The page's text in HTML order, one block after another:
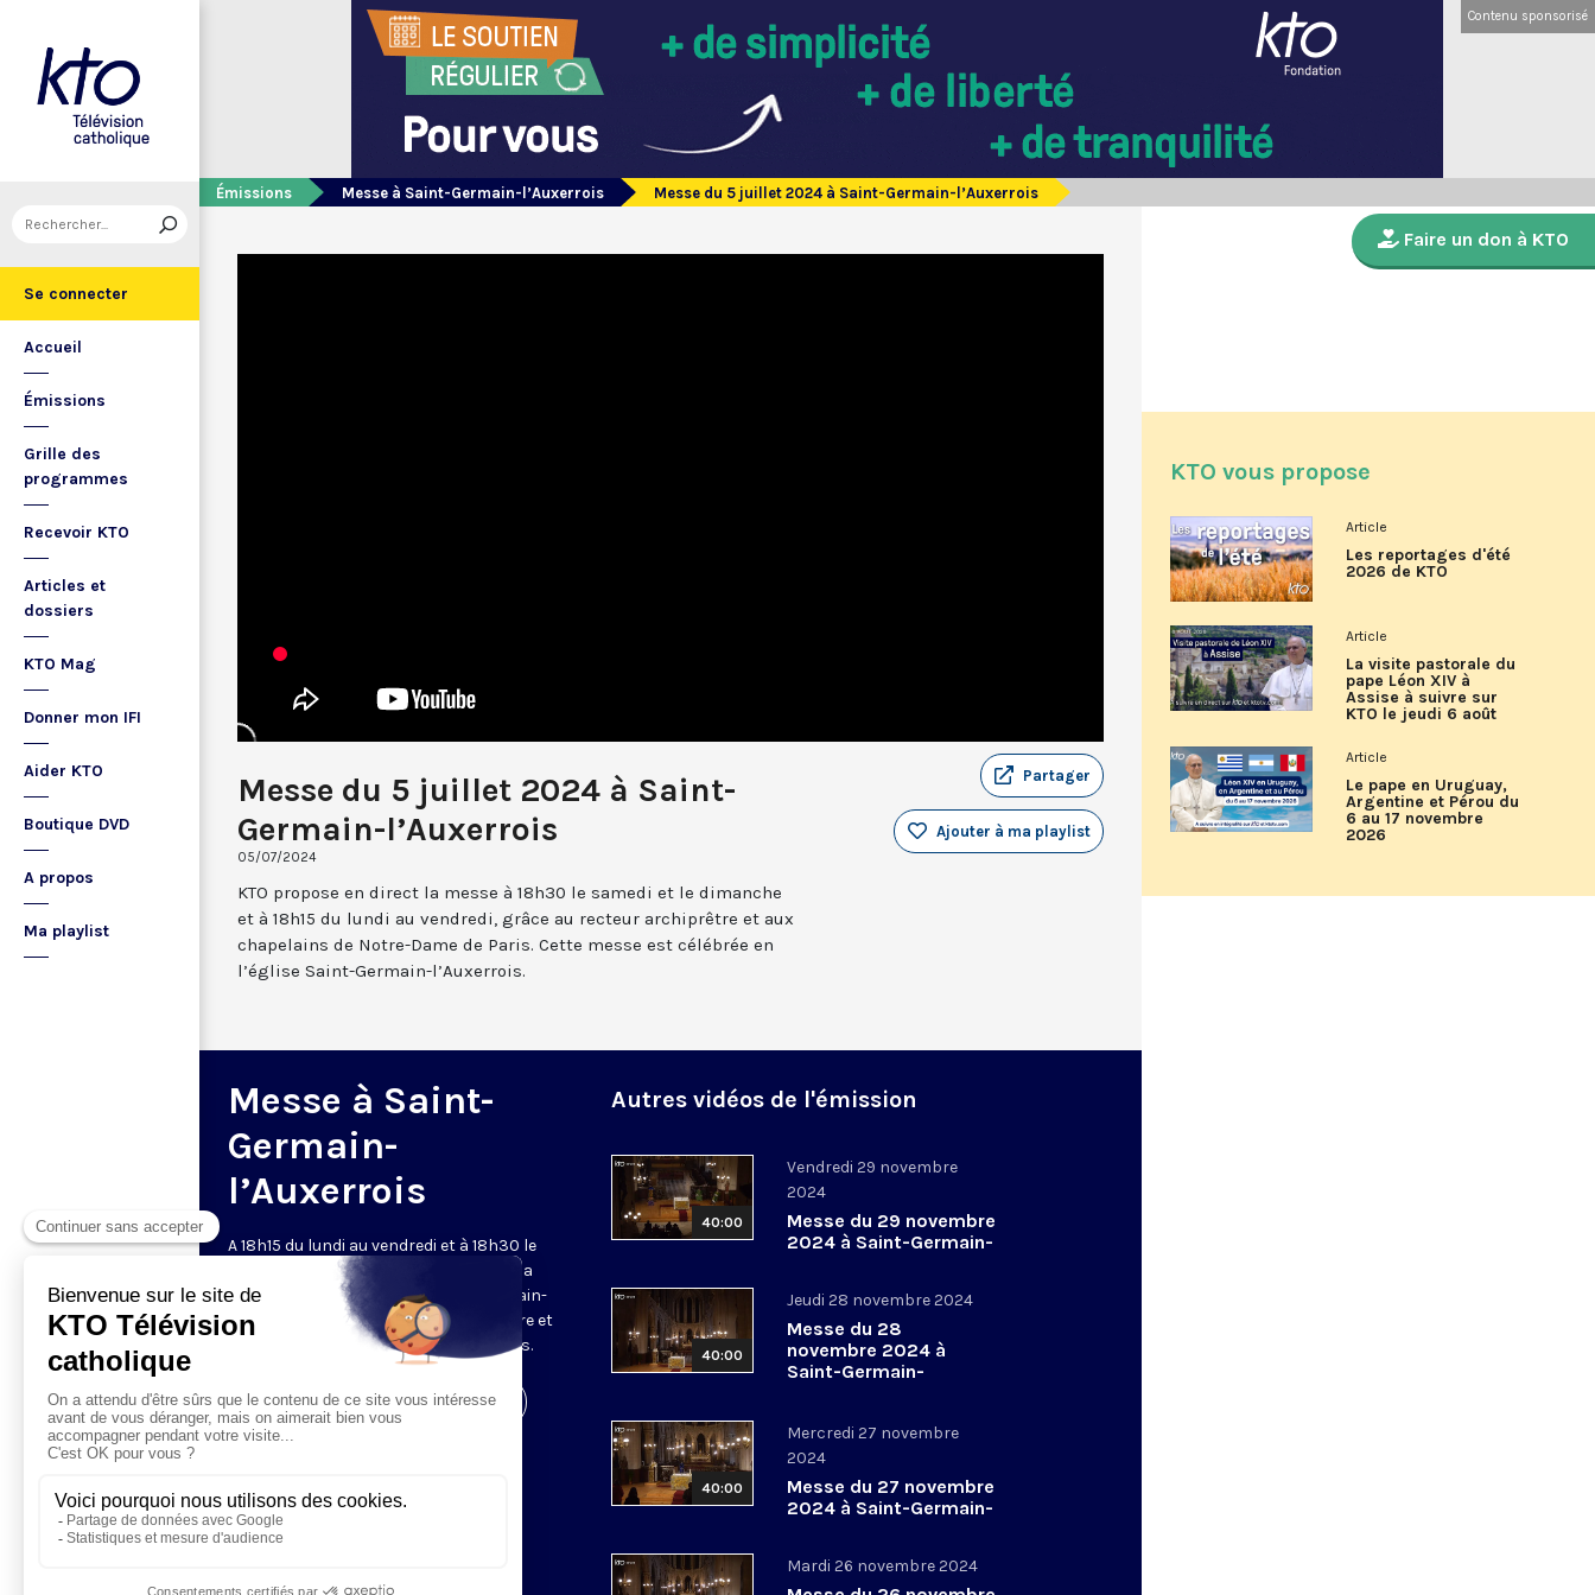
Se connecter
Accueil
Émissions
Grille des
programmes
Recevoir KTO
Articles et
dossiers
KTO Mag
Donner mon IFI
Aider KTO
Boutique DVD
A propos
Ma playlist
Contenu sponsorisé
Émissions Messe à Saint-Germain-l’Auxerrois Messe du 5 juillet 2024 à Saint-Germain-l’Auxerrois
Messe du 5 juillet 2024 à Saint-
Germain-l’Auxerrois
05/07/2024
Partager
Ajouter à ma playlist
KTO propose en direct la messe à 18h30 le samedi et le dimanche
et à 18h15 du lundi au vendredi, grâce au recteur archiprêtre et aux
chapelains de Notre-Dame de Paris. Cette messe est célébrée en
l’église Saint-Germain-l’Auxerrois.
Messe à Saint-
Germain-
l’Auxerrois
A 18h15 du lundi au vendredi et à 18h30 le
samedi et dimanche, KTO retransmet la
messe en direct de l'église Saint-Germain-
l'Auxerrois, grâce au recteur archiprêtre et
aux chapelains de Notre-Dame de Paris.
Visiter la page de l'émission
Autres vidéos de l'émission
40:00
Vendredi 29 novembre
2024
Messe du 29 novembre
2024 à Saint-Germain-
40:00
Jeudi 28 novembre 2024
Messe du 28
novembre 2024 à
Saint-Germain-
40:00
Mercredi 27 novembre
2024
Messe du 27 novembre
2024 à Saint-Germain-
Mardi 26 novembre 2024
Faire un don à KTO
KTO vous propose
Article
Les reportages d'été
2026 de KTO
Article
La visite pastorale du
pape Léon XIV à
Assise à suivre sur
KTO le jeudi 6 août
Article
Le pape en Uruguay,
Argentine et Pérou du
6 au 17 novembre
2026